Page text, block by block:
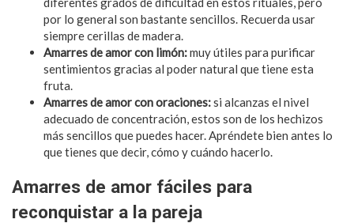
por lo general son bastante sencillos. Recuerda usar
siempre cerillas de madera.
Amarres de amor con limón:muy útiles para purificar
sentimientos gracias al poder natural que tiene esta
fruta.
Amarres de amor con oraciones:si alcanzas el nivel
adecuado de concentración, estos son de los hechizos
más sencillos que puedes hacer. Apréndete bien antes lo
que tienes que decir, cómo y cuándo hacerlo.
Amarres de amor fáciles para
reconquistar a la pareja